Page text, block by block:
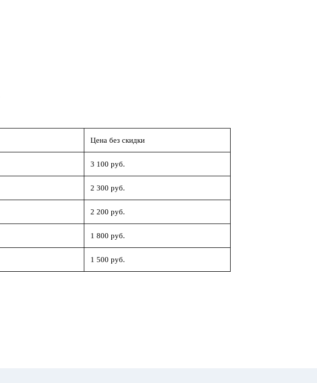
Цена без скидки
3 100 руб.
2 300 руб.
2 200 руб.
1 800 руб.
1 500 руб.